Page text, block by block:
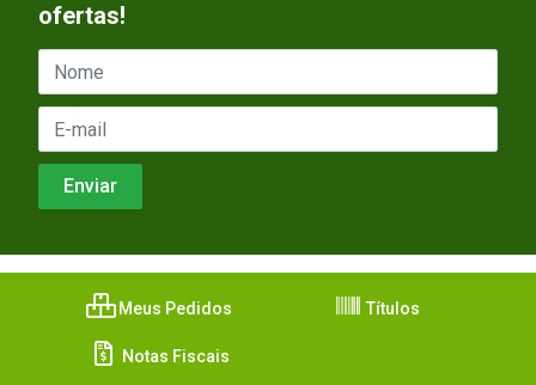
ofertas!
Meus Pedidos Títulos
Notas Fiscais